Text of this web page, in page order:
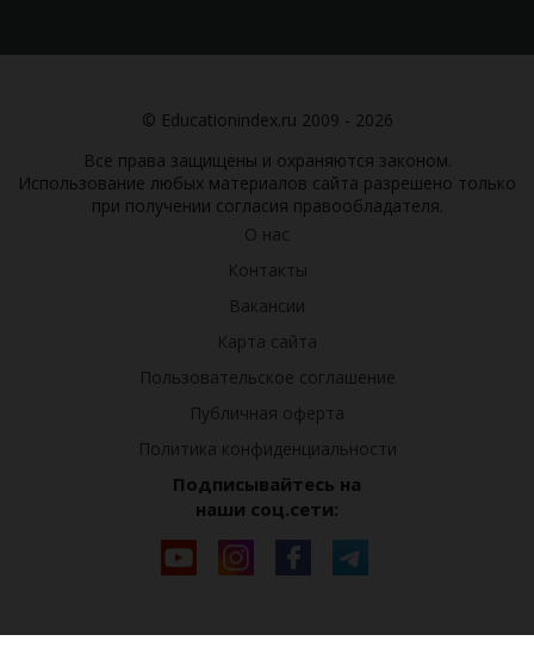
© Educationindex.ru 2009 - 2026
Все права защищены и охраняются законом.
Использование любых материалов сайта разрешено только
при получении согласия правообладателя.
О нас
Контакты
Вакансии
Карта сайта
Пользовательское соглашение
Публичная оферта
Политика конфиденциальности
Подписывайтесь на
наши соц.сети: